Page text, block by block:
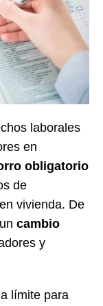
laborales
en
obligatorio
de
vivienda. De
cambio
y
límite para